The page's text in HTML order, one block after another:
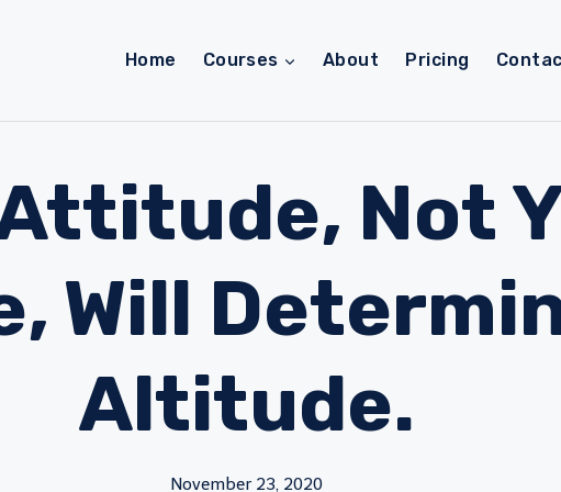
Home Courses About Pricing
Not
Will
Altitude.
November 23, 2020